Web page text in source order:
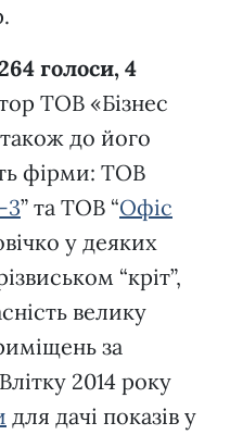
голоси, 4
ТОВ «Бізнес
до його
фірми: ТОВ
3” та ТОВ “Офіс
у деяких
“кріт”,
велику
за
2014 року
для дачі показів у